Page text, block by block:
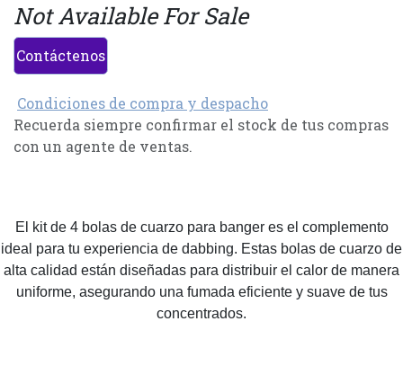
Not Available For Sale
Contáctenos
Condiciones de compra y despacho
Recuerda siempre confirmar el stock de tus compras
con un agente de ventas.
El kit de 4 bolas de cuarzo para banger es el complemento
ideal para tu experiencia de dabbing. Estas bolas de cuarzo de
alta calidad están diseñadas para distribuir el calor de manera
uniforme, asegurando una fumada eficiente y suave de tus
concentrados.